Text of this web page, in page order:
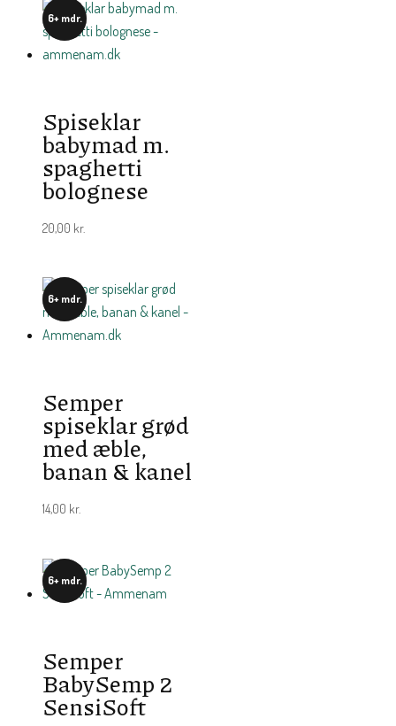
6+ mdr.
Spiseklar
babymad m.
spaghetti
bolognese
20,00 kr.
6+ mdr.
Semper
spiseklar grød
med æble,
banan & kanel
14,00 kr.
6+ mdr.
Semper
BabySemp 2
SensiSoft